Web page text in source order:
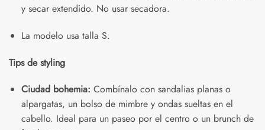
y secar extendido. No usar secadora.
La modelo usa talla S.
Tips de styling
Ciudad bohemia: Combínalo con sandalias planas o
alpargatas, un bolso de mimbre y ondas sueltas en el
cabello. Ideal para un paseo por el centro o un brunch de